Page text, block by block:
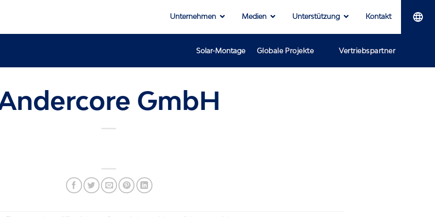
Unternehmen Medien Unterstützung Kontakt
Solar-Montage Globale Projekte Vertriebspartner
GmbH